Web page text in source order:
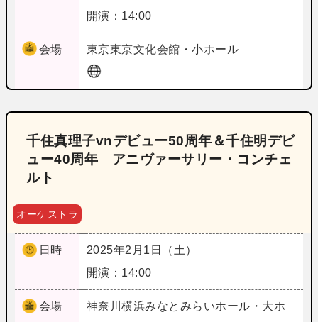
開演：14:00
会場 東京東京文化会館・小ホール
千住真理子vnデビュー50周年＆千住明デビ
ュー40周年 アニヴァーサリー・コンチェ
ルト
オーケストラ
日時
2025年2月1日（土）
開演：14:00
会場 神奈川横浜みなとみらいホール・大ホ